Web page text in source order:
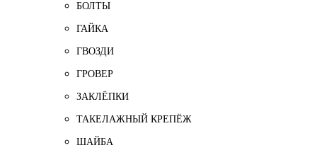
БОЛТЫ
ГАЙКА
ГВОЗДИ
ГРОВЕР
ЗАКЛЁПКИ
ТАКЕЛАЖНЫЙ КРЕПЁЖ
ШАЙБА